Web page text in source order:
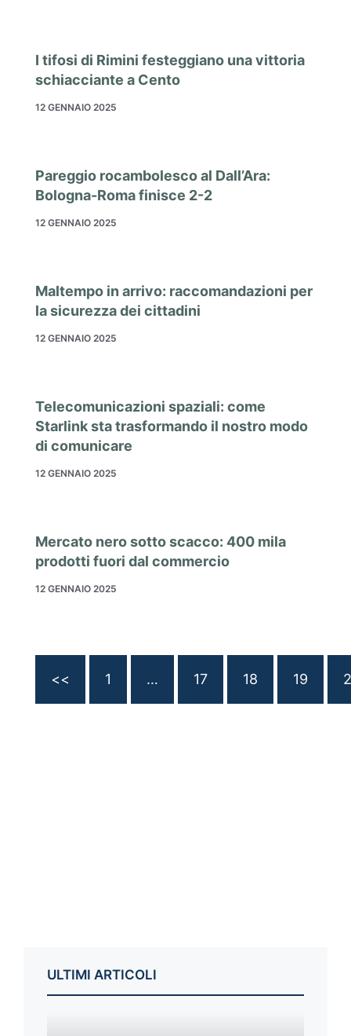
I tifosi di Rimini festeggiano una vittoria
schiacciante a Cento
12 GENNAIO 2025
Pareggio rocambolesco al Dall’Ara:
Bologna-Roma finisce 2-2
12 GENNAIO 2025
Maltempo in arrivo: raccomandazioni per
la sicurezza dei cittadini
12 GENNAIO 2025
Telecomunicazioni spaziali: come
Starlink sta trasformando il nostro modo
di comunicare
12 GENNAIO 2025
Mercato nero sotto scacco: 400 mila
prodotti fuori dal commercio
12 GENNAIO 2025
<< 1 … 17 18 19
ULTIMI ARTICOLI